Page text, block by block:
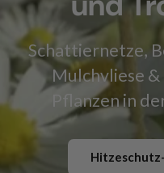
Schattiernetze,
Mulchvliese
Pflanzen in